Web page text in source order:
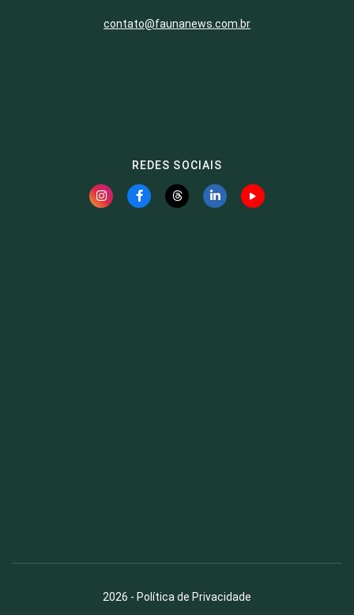
contato@faunanews.com.br
REDES SOCIAIS
2026 - Política de Privacidade